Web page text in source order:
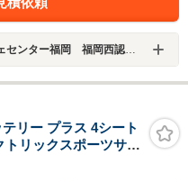
福岡 福岡西認定中古車センター
リー プラス 4シート
リックスポーツサウ
純正ナビ/360度